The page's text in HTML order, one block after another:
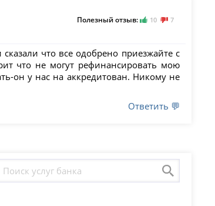
Полезный отзыв: 10 7
что все одобрено приезжайте с
что не могут рефинансировать мою
он у нас на аккредитован. Никому не
Ответить 💬